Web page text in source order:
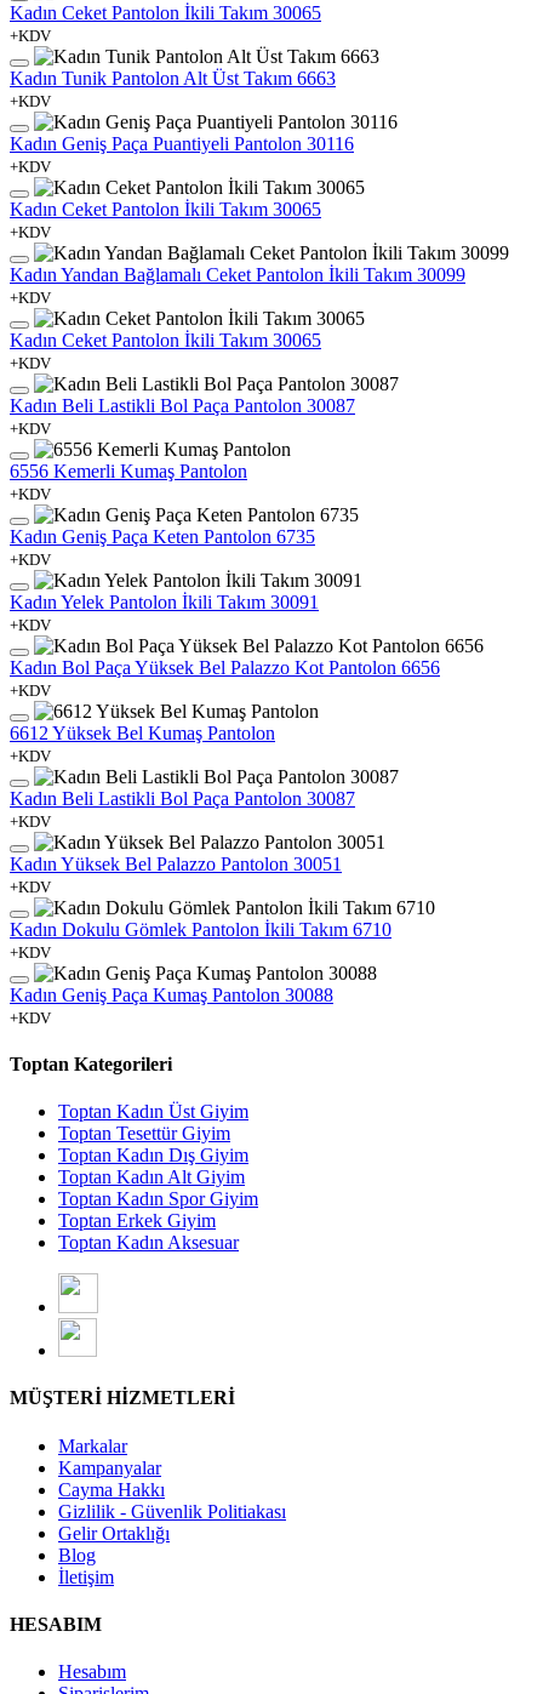
Kadın Ceket Pantolon İkili Takım 30065
+KDV
Kadın Tunik Pantolon Alt Üst Takım 6663
+KDV
Kadın Geniş Paça Puantiyeli Pantolon 30116
+KDV
Kadın Ceket Pantolon İkili Takım 30065
+KDV
Kadın Yandan Bağlamalı Ceket Pantolon İkili Takım 30099
+KDV
Kadın Ceket Pantolon İkili Takım 30065
+KDV
Kadın Beli Lastikli Bol Paça Pantolon 30087
+KDV
6556 Kemerli Kumaş Pantolon
+KDV
Kadın Geniş Paça Keten Pantolon 6735
+KDV
Kadın Yelek Pantolon İkili Takım 30091
+KDV
Kadın Bol Paça Yüksek Bel Palazzo Kot Pantolon 6656
+KDV
6612 Yüksek Bel Kumaş Pantolon
+KDV
Kadın Beli Lastikli Bol Paça Pantolon 30087
+KDV
Kadın Yüksek Bel Palazzo Pantolon 30051
+KDV
Kadın Dokulu Gömlek Pantolon İkili Takım 6710
+KDV
Kadın Geniş Paça Kumaş Pantolon 30088
+KDV
Toptan Kategorileri
Toptan Kadın Üst Giyim
Toptan Tesettür Giyim
Toptan Kadın Dış Giyim
Toptan Kadın Alt Giyim
Toptan Kadın Spor Giyim
Toptan Erkek Giyim
Toptan Kadın Aksesuar
MÜŞTERİ HİZMETLERİ
Markalar
Kampanyalar
Cayma Hakkı
Gizlilik - Güvenlik Politiakası
Gelir Ortaklığı
Blog
İletişim
HESABIM
Hesabım